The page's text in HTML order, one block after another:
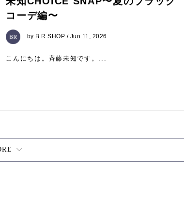
コーデ編〜
by B.R.SHOP / Jun 11, 2026
こんにちは。斉藤未知です。...